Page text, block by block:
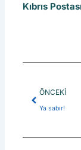
Kıbrıs
ÖNCEKI
Ya sabır!